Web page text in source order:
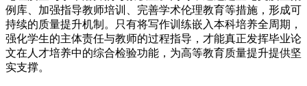
例库、加强指导教师培训、完善学术伦理教育等措施，形成可
持续的质量提升机制。只有将写作训练嵌入本科培养全周期，
强化学生的主体责任与教师的过程指导，才能真正发挥毕业论
文在人才培养中的综合检验功能，为高等教育质量提升提供坚
实支撑。